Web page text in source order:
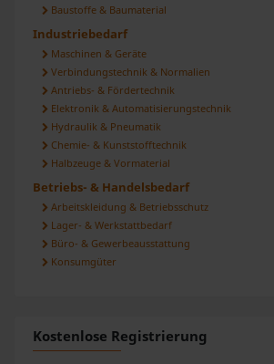
Baustoffe & Baumaterial
Industriebedarf
Maschinen & Geräte
Verbindungstechnik & Normalien
Antriebs- & Fördertechnik
Elektronik & Automatisierungstechnik
Hydraulik & Pneumatik
Chemie- & Kunststofftechnik
Halbzeuge & Vormaterial
Betriebs- & Handelsbedarf
Arbeitskleidung & Betriebsschutz
Lager- & Werkstattbedarf
Büro- & Gewerbeausstattung
Konsumgüter
Kostenlose Registrierung